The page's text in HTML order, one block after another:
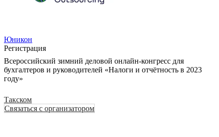
Юникон
Регистрация
Всероссийский зимний деловой онлайн-конгресс для
бухгалтеров и руководителей «Налоги и отчётность в 2023
году»
Такском
Связаться с организатором